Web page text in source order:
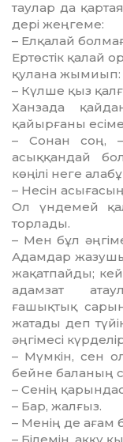
таулар да
дері жеңгеме:
– Елқалай
Ертөстік қалай
қулана жымиып:
– Күлше қыз
Ханзада
қайырғаны
– Сонан соң,
асыққандай
көңілі неге
– Несін
Ол үндемей
торлады.
– Мен бұл
Адамдар жазушы
жақат­пайды;
адамзат
ғашықтық
жатады деп
әңгімесі
– Мүмкін, сен
бейне баланың
– Сенің
– Бар, жалғыз.
– Менің де ағам